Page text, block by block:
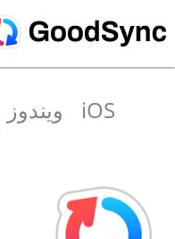
ويندوز
iOS